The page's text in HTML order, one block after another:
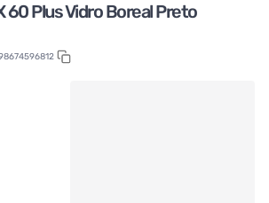
60 Plus Vidro Boreal Preto